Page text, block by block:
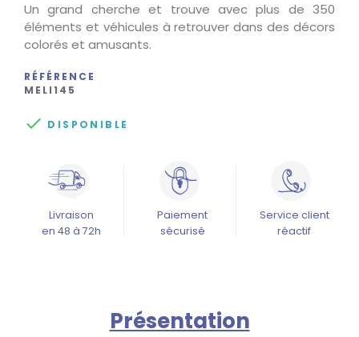
Un grand cherche et trouve avec plus de 350
éléments et véhicules à retrouver dans des décors
colorés et amusants.
RÉFÉRENCE
MELI145
 DISPONIBLE
Livraison
en 48 à 72h
Paiement
sécurisé
Service client
réactif
Présentation